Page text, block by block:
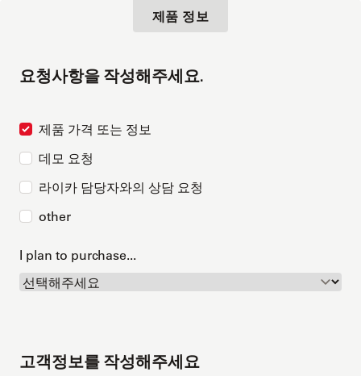
제품 정보
요청사항을 작성해주세요.
제품 가격 또는 정보
데모 요청
라이카 담당자와의 상담 요청
other
I plan to purchase...
고객정보를 작성해주세요